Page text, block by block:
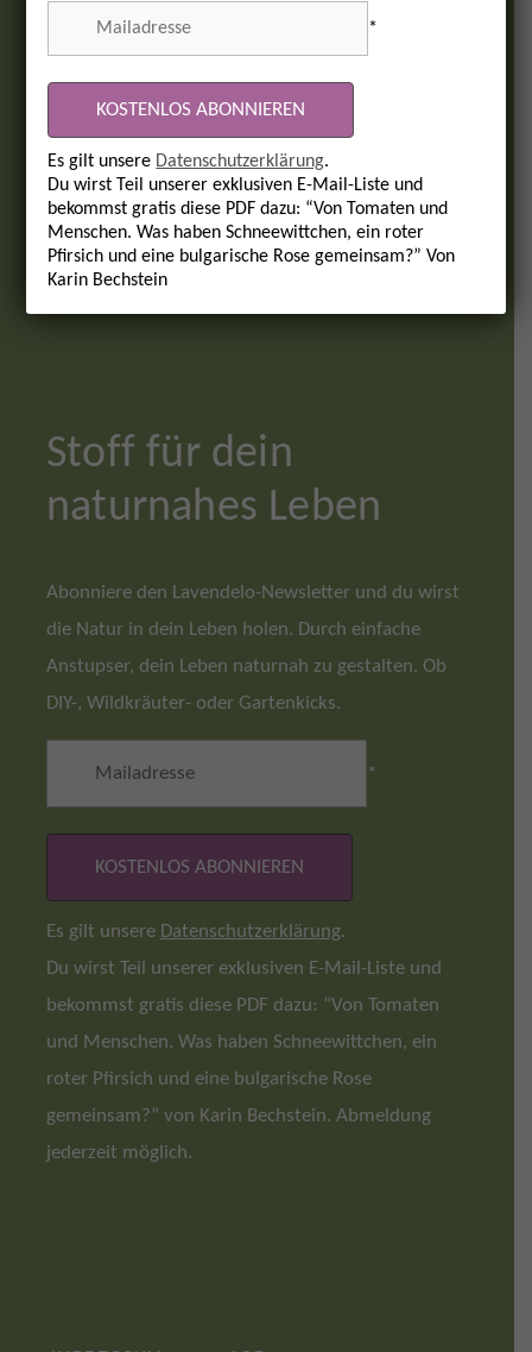
Stoff für dein
naturnahes Leben
Abonniere den Lavendelo-Newsletter und du wirst
die Natur in dein Leben holen. Durch einfache
Anstupser, dein Leben naturnah zu gestalten. Ob
DIY-, Wildkräuter- oder Gartenkicks.
*
Es gilt unsere Datenschutzerklärung.
Du wirst Teil unserer exklusiven E-Mail-Liste und
bekommst gratis diese PDF dazu: “Von Tomaten
und Menschen. Was haben Schneewittchen, ein
roter Pfirsich und eine bulgarische Rose
gemeinsam?” von Karin Bechstein. Abmeldung
jederzeit möglich.
*
Es gilt unsere Datenschutzerklärung.
Du wirst Teil unserer exklusiven E-Mail-Liste und
bekommst gratis diese PDF dazu: “Von Tomaten und
Menschen. Was haben Schneewittchen, ein roter
Pfirsich und eine bulgarische Rose gemeinsam?” Von
Karin Bechstein